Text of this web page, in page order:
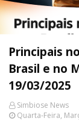
Principais
Brasil e no
19/03/2025
Simbiose News
Quarta-Feira,